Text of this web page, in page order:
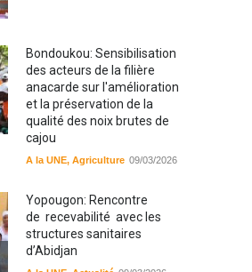
Bondoukou: Sensibilisation
des acteurs de la filière
anacarde sur l'amélioration
et la préservation de la
qualité des noix brutes de
cajou
A la UNE, Agriculture 09/03/2026
Yopougon: Rencontre
de recevabilité avec les
structures sanitaires
d’Abidjan